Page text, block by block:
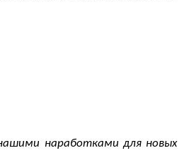
наработками для новых